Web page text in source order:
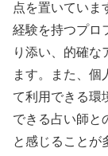
点を置いていま
経験を持つプロ
り添い、的確な
ます。また、個
て利用できる環
できる占い師と
と感じることが